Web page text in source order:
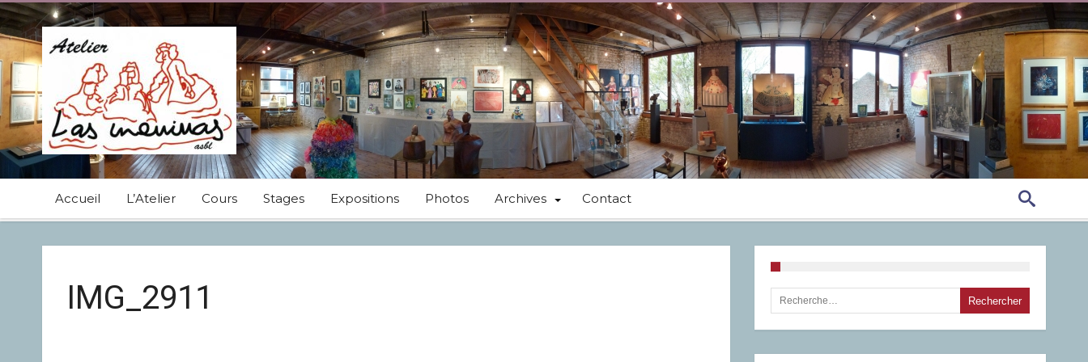
Accueil L’Atelier Cours Stages Expositions Photos Archives Contact
IMG_2911 Rechercher :